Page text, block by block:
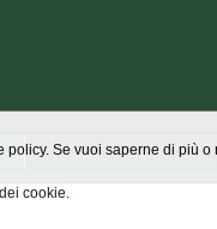
Se vuoi saperne di più
cookie.